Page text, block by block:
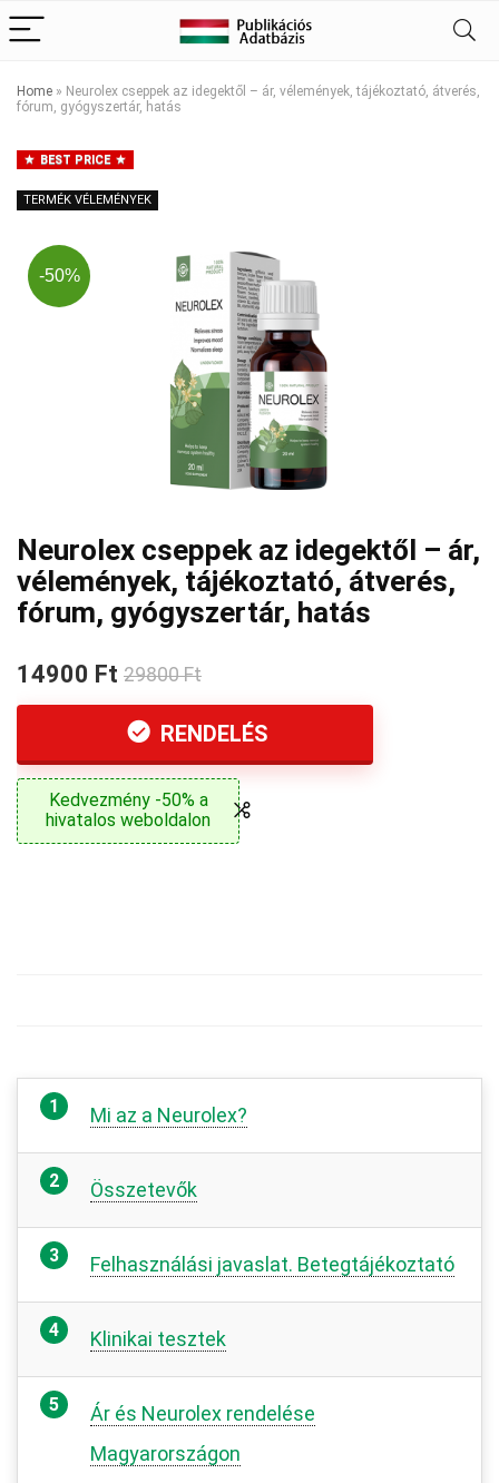
Home » Neurolex cseppek az idegektől – ár, vélemények, tájékoztató, átverés,
fórum, gyógyszertár, hatás
BEST PRICE
TERMÉK VÉLEMÉNYEK
-50%
Neurolex cseppek az idegektől – ár,
vélemények, tájékoztató, átverés,
fórum, gyógyszertár, hatás
14900 Ft 29800 Ft
RENDELÉS
Kedvezmény -50% a
hivatalos weboldalon
Mi az a Neurolex?
Összetevők
Felhasználási javaslat. Betegtájékoztató
Klinikai tesztek
Ár és Neurolex rendelése
Magyarországon